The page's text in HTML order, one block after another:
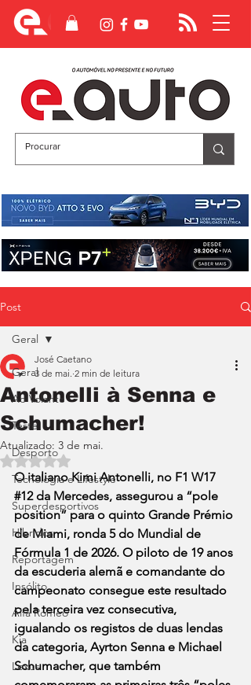
Post
Geral
Ao Volante
Teste
Desporto
Tecnologia e Lifestyle
Superdesportivos
Híbridos
Reportagem
Insólito
Alfa Romeo
Kia
Lexus
Geral
Antonelli à Senna e
Schumacher!
José Caetano
3 de mai. 2 min de leitura
Atualizado: 3 de mai.
Avaliado com NaN de 5 estrelas.
O italiano Kimi Antonelli, no F1 W17
#12 da Mercedes, assegurou a “pole
position” para o quinto Grande Prémio
de Miami, ronda 5 do Mundial de
Fórmula 1 de 2026. O piloto de 19 anos
da escuderia alemã e comandante do
campeonato consegue este resultado
pela terceira vez consecutiva,
igualando os registos de duas lendas
da categoria, Ayrton Senna e Michael
Schumacher, que também